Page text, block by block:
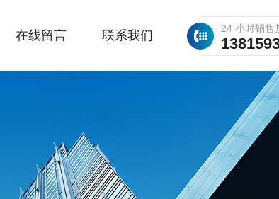
24 小时销售
在线留言 联系我们